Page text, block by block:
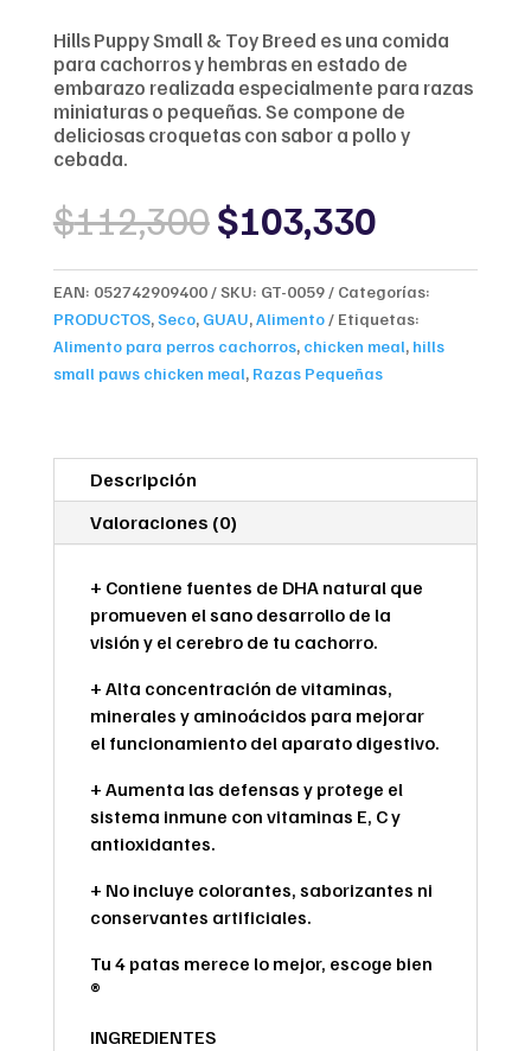
Hills Puppy Small & Toy Breed es una comida
para cachorros y hembras en estado de
embarazo realizada especialmente para razas
miniaturas o pequeñas. Se compone de
deliciosas croquetas con sabor a pollo y
cebada.
$112,300Original
price
was:
$112,300.
$103,330Current
price
is:
EAN: 052742909400 SKU: GT-0059
Categorías:
PRODUCTOS,Seco, GUAU,Alimento
Etiquetas:
Alimento para perros cachorros, chicken meal, hills
small paws chicken meal, Razas Pequeñas
Descripción
Valoraciones (0)
+ Contiene fuentes de DHA natural que
promueven el sano desarrollo de la
visión y el cerebro de tu cachorro.
+ Alta concentración de vitaminas,
minerales y aminoácidos para mejorar
el funcionamiento del aparato digestivo.
+ Aumenta las defensas y protege el
sistema inmune con vitaminas E, C y
antioxidantes.
+ No incluye colorantes, saborizantes ni
conservantes artificiales.
Tu 4 patas merece lo mejor, escoge bien
®
INGREDIENTES